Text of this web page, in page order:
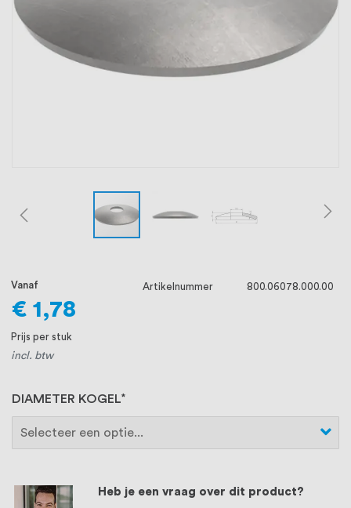
ons voorop, want we geloven dat een
goede relatie met onze klanten het
Heb je een vraag over dit product?
DIAMETER KOGEL
Vanaf
€ 1,78
Prijs per stuk
incl. btw
Artikelnummer 800.06078.000.00